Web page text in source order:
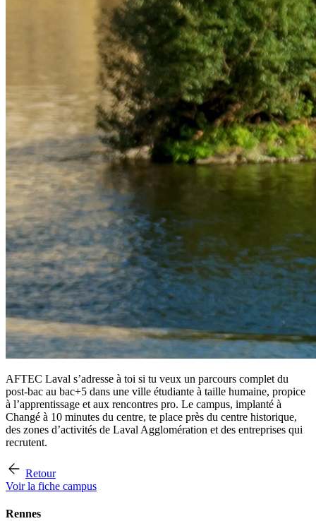
AFTEC Laval s’adresse à toi si tu veux un parcours complet du
post-bac au bac+5 dans une ville étudiante à taille humaine, propice
à l’apprentissage et aux rencontres pro. Le campus, implanté à
Changé à 10 minutes du centre, te place près du centre historique,
des zones d’activités de Laval Agglomération et des entreprises qui
recrutent.
Retour
Voir la fiche campus
Rennes